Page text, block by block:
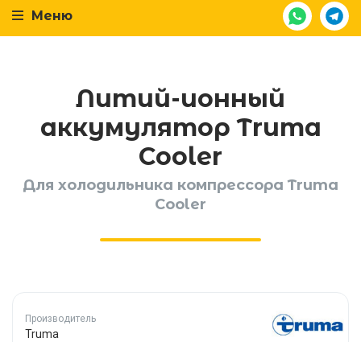
Меню
Литий-ионный
аккумулятор Truma
Cooler
Для холодильника компрессора Truma
Cooler
Производитель
Truma